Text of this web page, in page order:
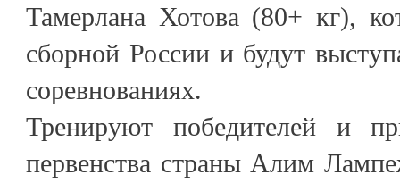
Тамерлана Хотова (80+ кг),
сборной России и будут
соревнованиях.
Тренируют победителей и
первенства страны Алим